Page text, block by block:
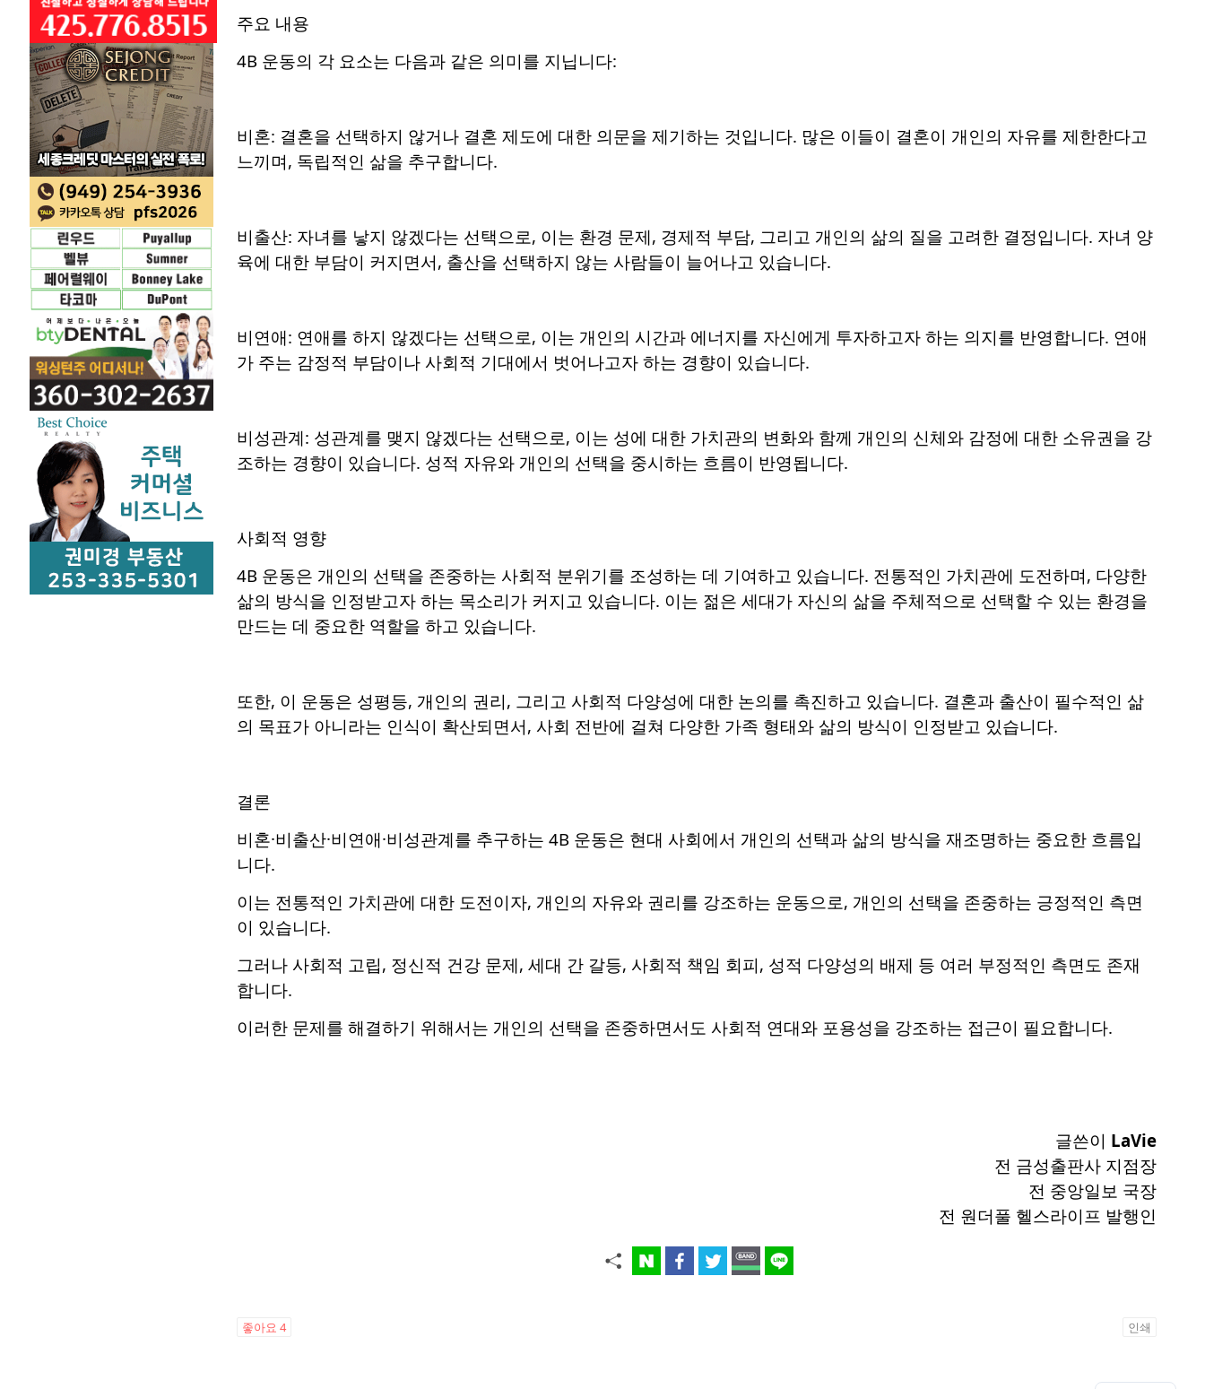
주요 내용
4B 운동의 각 요소는 다음과 같은 의미를 지닙니다:
비혼: 결혼을 선택하지 않거나 결혼 제도에 대한 의문을 제기하는 것입니다. 많은 이들이 결혼이 개인의 자유를 제한한다고
느끼며, 독립적인 삶을 추구합니다.
비출산: 자녀를 낳지 않겠다는 선택으로, 이는 환경 문제, 경제적 부담, 그리고 개인의 삶의 질을 고려한 결정입니다. 자녀 양
육에 대한 부담이 커지면서, 출산을 선택하지 않는 사람들이 늘어나고 있습니다.
비연애: 연애를 하지 않겠다는 선택으로, 이는 개인의 시간과 에너지를 자신에게 투자하고자 하는 의지를 반영합니다. 연애
가 주는 감정적 부담이나 사회적 기대에서 벗어나고자 하는 경향이 있습니다.
비성관계: 성관계를 맺지 않겠다는 선택으로, 이는 성에 대한 가치관의 변화와 함께 개인의 신체와 감정에 대한 소유권을 강
조하는 경향이 있습니다. 성적 자유와 개인의 선택을 중시하는 흐름이 반영됩니다.
사회적 영향
4B 운동은 개인의 선택을 존중하는 사회적 분위기를 조성하는 데 기여하고 있습니다. 전통적인 가치관에 도전하며, 다양한
삶의 방식을 인정받고자 하는 목소리가 커지고 있습니다. 이는 젊은 세대가 자신의 삶을 주체적으로 선택할 수 있는 환경을
만드는 데 중요한 역할을 하고 있습니다.
또한, 이 운동은 성평등, 개인의 권리, 그리고 사회적 다양성에 대한 논의를 촉진하고 있습니다. 결혼과 출산이 필수적인 삶
의 목표가 아니라는 인식이 확산되면서, 사회 전반에 걸쳐 다양한 가족 형태와 삶의 방식이 인정받고 있습니다.
결론
비혼·비출산·비연애·비성관계를 추구하는 4B 운동은 현대 사회에서 개인의 선택과 삶의 방식을 재조명하는 중요한 흐름입
니다.
이는 전통적인 가치관에 대한 도전이자, 개인의 자유와 권리를 강조하는 운동으로, 개인의 선택을 존중하는 긍정적인 측면
이 있습니다.
그러나 사회적 고립, 정신적 건강 문제, 세대 간 갈등, 사회적 책임 회피, 성적 다양성의 배제 등 여러 부정적인 측면도 존재
합니다.
이러한 문제를 해결하기 위해서는 개인의 선택을 존중하면서도 사회적 연대와 포용성을 강조하는 접근이 필요합니다.
글쓴이 LaVie
전 금성출판사 지점장
전 중앙일보 국장
전 원더풀 헬스라이프 발행인
좋아요 4 인쇄